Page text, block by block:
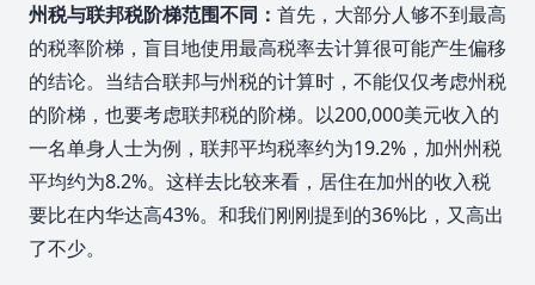
州税与联邦税阶梯范围不同： 首先，大部分人够不到最高
的税率阶梯，盲目地使用最高税率去计算很可能产生偏移
的结论。当结合联邦与州税的计算时，不能仅仅考虑州税
的阶梯，也要考虑联邦税的阶梯。以200,000美元收入的
一名单身人士为例，联邦平均税率约为19.2%，加州州税
平均约为8.2%。这样去比较来看，居住在加州的收入税
要比在内华达高43%。和我们刚刚提到的36%比，又高出
了不少。